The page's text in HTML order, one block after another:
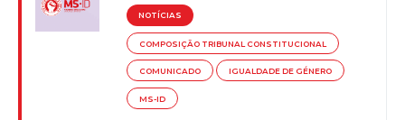
NOTÍCIAS
COMPOSIÇÃO TRIBUNAL CONSTITUCIONAL
COMUNICADO IGUALDADE DE GÉNERO
MS-ID